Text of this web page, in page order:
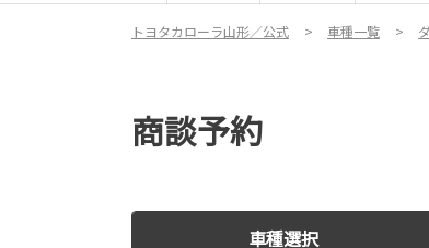
トヨタカローラ山形／公式 車種一覧
商談予約
車種選択